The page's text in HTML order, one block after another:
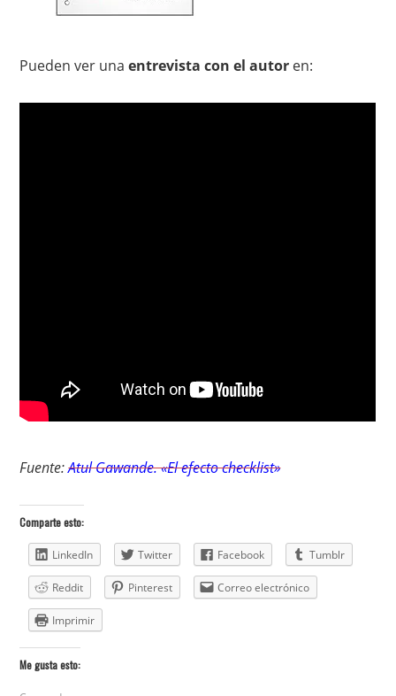
Pueden ver unaentrevista con el autor en:
Fuente:Atul Gawande. «El efecto checklist»
Comparte esto:
LinkedIn Twitter Facebook Tumblr
Reddit Pinterest Correo electrónico
Imprimir
Me gusta esto: